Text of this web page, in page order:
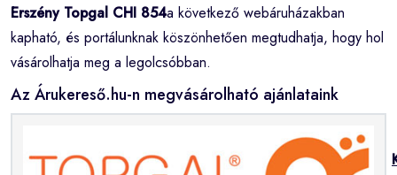
Erszény Topgal CHI 854a következő webáruházakban
kapható, és portálunknak köszönhetően megtudhatja, hogy hol
vásárolhatja meg a legolcsóbban.
Az Árukereső.hu-n megvásárolható ajánlataink